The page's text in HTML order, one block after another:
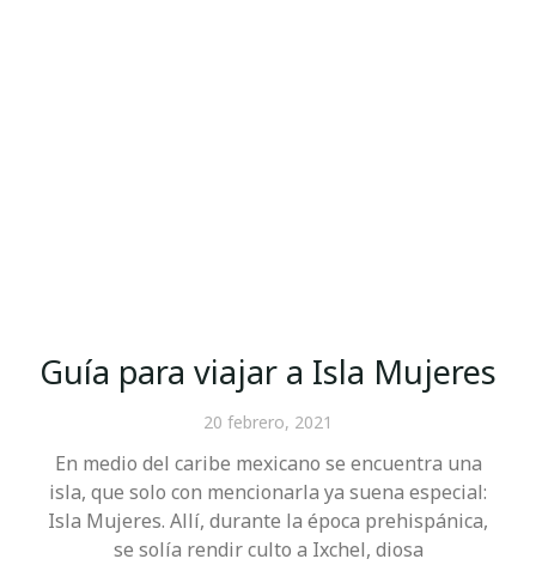
Guía para viajar a Isla Mujeres
20 febrero, 2021
En medio del caribe mexicano se encuentra una
isla, que solo con mencionarla ya suena especial:
Isla Mujeres. Allí, durante la época prehispánica,
se solía rendir culto a Ixchel, diosa